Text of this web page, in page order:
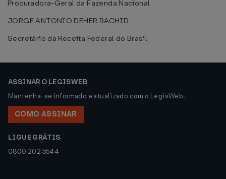
Procuradora-Geral da Fazenda Nacional
JORGE ANTONIO DEHER RACHID
Secretário da Receita Federal do Brasil
ASSINAR O LEGISWEB
Mantenha-se informado e atualizado com o LegisWeb.
COMO ASSINAR
LIGUE GRÁTIS
0800 202 5544